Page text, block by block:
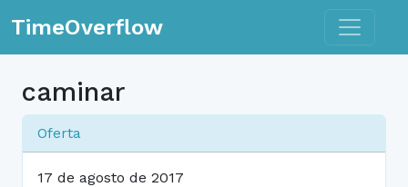
TimeOverflow Toggle
caminar
Oferta
17 de agosto de 2017